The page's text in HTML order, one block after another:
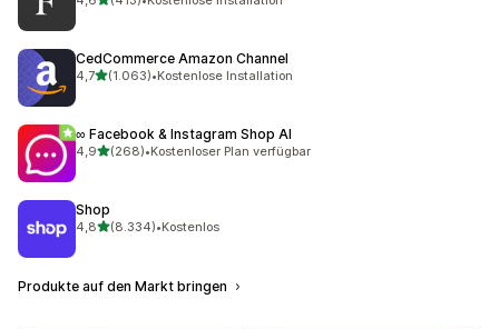
413 Rezensionen insgesamt
CedCommerce Amazon Channel
4,7von 5 Sternen
(1.063)
1063 Rezensionen insgesamt
•Kostenlose Installation
∞ Facebook & Instagram Shop AI
4,9von 5 Sternen
(268)
268 Rezensionen insgesamt
•Kostenloser Plan verfügbar
Shop
4,8von 5 Sternen
(8.334)
8334 Rezensionen insgesamt
•Kostenlos
Produkte auf den Markt bringen